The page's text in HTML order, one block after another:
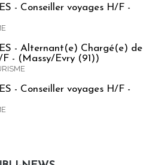
- Conseiller voyages H/F -
- Alternant(e) Chargé(e) de
F - (Massy/Evry (91))
- Conseiller voyages H/F -